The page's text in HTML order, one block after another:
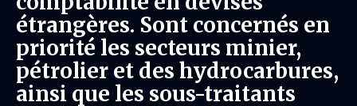
étrangères. Sont concernés en
priorité les secteurs minier,
pétrolier et des hydrocarbures,
ainsi que les sous-traitants